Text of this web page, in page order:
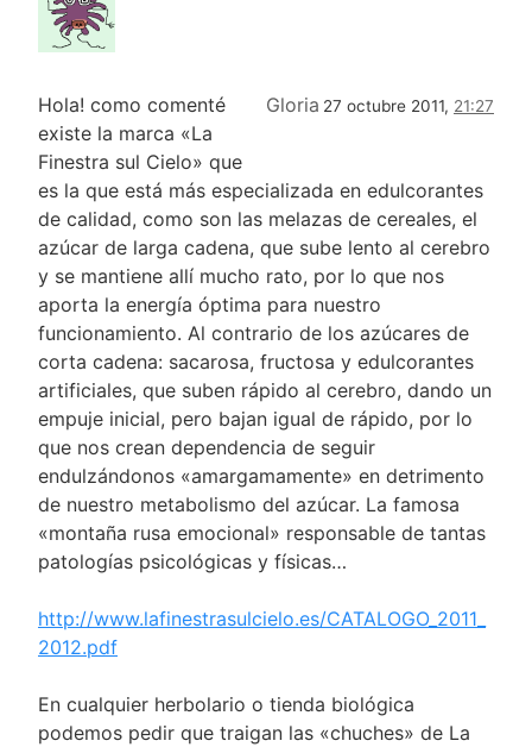
Gloria 27 octubre 2011, 21:27
Hola! como comenté
existe la marca «La
Finestra sul Cielo» que
es la que está más especializada en edulcorantes
de calidad, como son las melazas de cereales, el
azúcar de larga cadena, que sube lento al cerebro
y se mantiene allí mucho rato, por lo que nos
aporta la energía óptima para nuestro
funcionamiento. Al contrario de los azúcares de
corta cadena: sacarosa, fructosa y edulcorantes
artificiales, que suben rápido al cerebro, dando un
empuje inicial, pero bajan igual de rápido, por lo
que nos crean dependencia de seguir
endulzándonos «amargamamente» en detrimento
de nuestro metabolismo del azúcar. La famosa
«montaña rusa emocional» responsable de tantas
patologías psicológicas y físicas…
http://www.lafinestrasulcielo.es/CATALOGO_2011_
2012.pdf
En cualquier herbolario o tienda biológica
podemos pedir que traigan las «chuches» de La